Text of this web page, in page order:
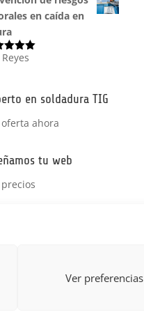
Ver preferencias
en caída en
en soldadura TIG
oferta ahora
tu web
de imagen